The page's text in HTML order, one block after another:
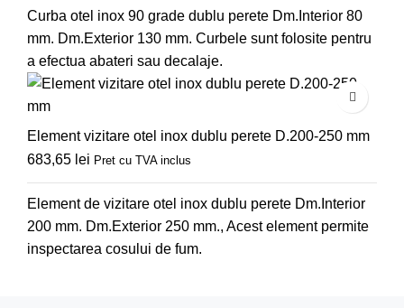
Curba otel inox 90 grade dublu perete Dm.Interior 80
mm. Dm.Exterior 130 mm. Curbele sunt folosite pentru
a efectua abateri sau decalaje.
Element vizitare otel inox dublu perete D.200-250 mm
683,65 lei Pret cu TVA inclus
Element de vizitare otel inox dublu perete Dm.Interior
200 mm. Dm.Exterior 250 mm., Acest element permite
inspectarea cosului de fum.